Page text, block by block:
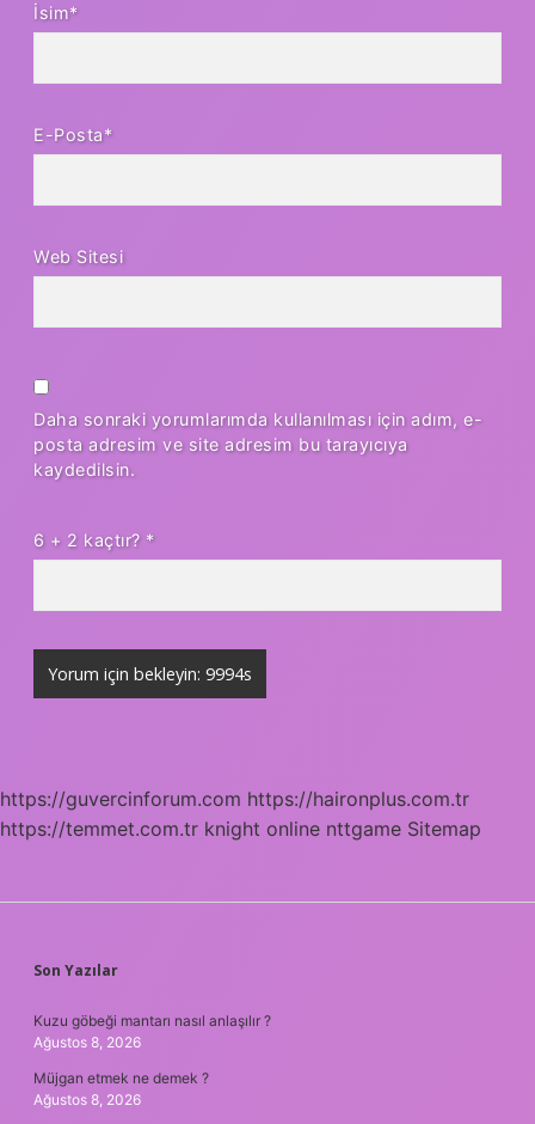
İsim*
E-Posta*
Web Sitesi
Daha sonraki yorumlarımda kullanılması için adım, e-
posta adresim ve site adresim bu tarayıcıya
kaydedilsin.
6 + 2 kaçtır? *
https://guvercinforum.com https://haironplus.com.tr
https://temmet.com.tr knight online nttgame Sitemap
SIDEBAR
Son Yazılar
Kuzu göbeği mantarı nasıl anlaşılır ?
Ağustos 8, 2026
Müjgan etmek ne demek ?
Ağustos 8, 2026